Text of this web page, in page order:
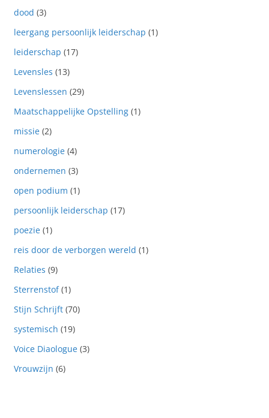
dood (3)
leergang persoonlijk leiderschap (1)
leiderschap (17)
Levensles (13)
Levenslessen (29)
Maatschappelijke Opstelling(1)
missie(2)
numerologie(4)
ondernemen (3)
open podium (1)
persoonlijk leiderschap (17)
poezie(1)
reis door de verborgen wereld (1)
Relaties (9)
Sterrenstof(1)
Stijn Schrijft(70)
systemisch (19)
Voice Diaologue(3)
Vrouwzijn (6)